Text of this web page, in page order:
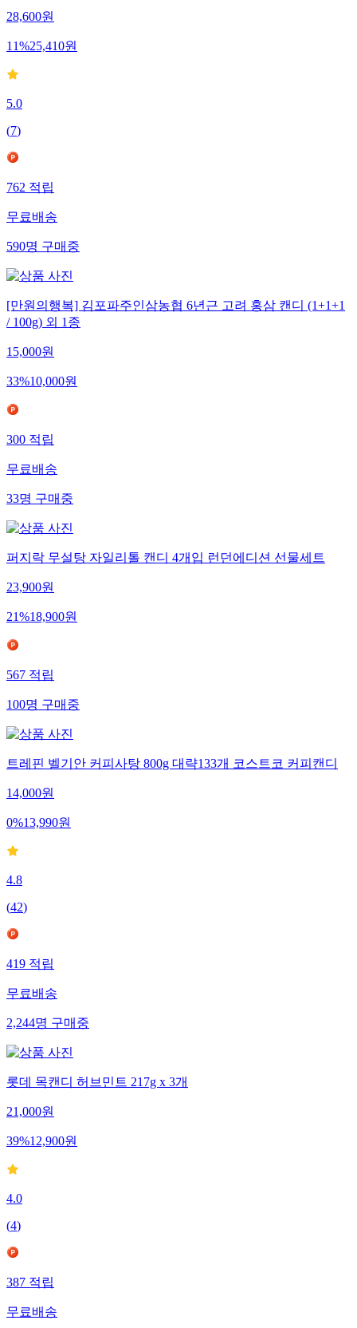
28,600원
11%25,410원
5.0
(7)
762적립
무료배송
590명구매중
[만원의행복] 김포파주인삼농협 6년근 고려 홍삼 캔디 (1+1+1
/ 100g) 외 1종
15,000원
33%10,000원
300적립
무료배송
33명구매중
퍼지락 무설탕 자일리톨 캔디 4개입 런던에디션 선물세트
23,900원
21%18,900원
567적립
100명구매중
트레핀 벨기안 커피사탕 800g 대략133개 코스트코 커피캔디
14,000원
0%13,990원
4.8
(42)
419적립
무료배송
2,244명구매중
롯데 목캔디 허브민트 217g x 3개
21,000원
39%12,900원
4.0
(4)
387적립
무료배송